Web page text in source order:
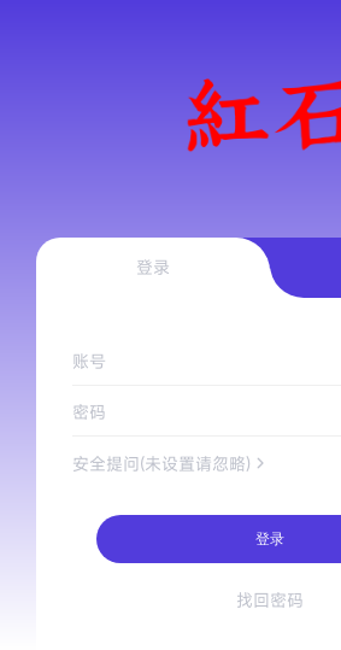
登录
账号
密码
安全提问(未设置请忽略)
登录
找回密码